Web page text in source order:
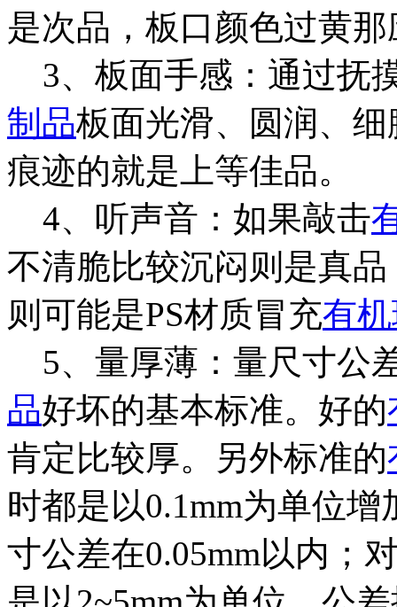
是次品，板口颜色过黄
3、板面手感：通过抚
制品板面光滑、圆润、
痕迹的就是上等佳品。
4、听声音：如果敲击
不清脆比较沉闷则是真
则可能是PS材质冒充有
5、量厚薄：量尺寸公
品好坏的基本标准。好的
肯定比较厚。另外标准的
时都是以0.1mm为单位
寸公差在0.05mm以内；